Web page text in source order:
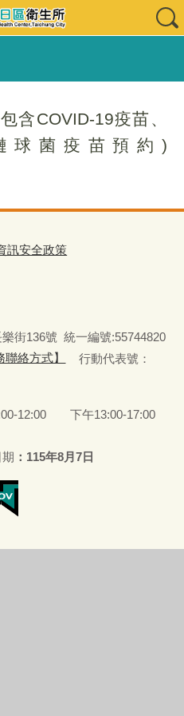
含COVID-19疫苗、
球菌疫苗預約)
訊安全政策
街136號 統一編號:55744820
聯絡方式】
行動代表號：
12:00 下午13:00-17:00
115年8月7日